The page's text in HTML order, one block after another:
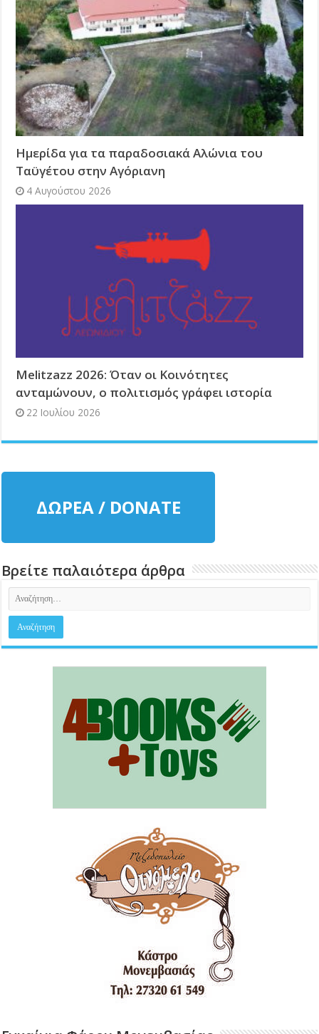
Ημερίδα για τα παραδοσιακά Αλώνια του
Ταϋγέτου στην Αγόριανη
4 Αυγούστου 2026
Melitzazz 2026: Όταν οι Κοινότητες
ανταμώνουν, ο πολιτισμός γράφει ιστορία
22 Ιουλίου 2026
ΔΩΡΕΑ / DONATE
Βρείτε παλαιότερα άρθρα